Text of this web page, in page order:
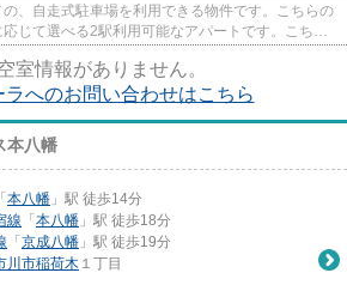
、自走式駐車場を利用できる物件です。こちらの
じて選べる2駅利用可能なアパートです。こちら
室情報がありません。
ラへのお問い合わせはこちら
本八幡
「 本八幡 」駅 徒歩14分
線 「 本八幡 」駅 徒歩18分
「 京成八幡 」駅 徒歩19分
川市稲荷木 １丁目